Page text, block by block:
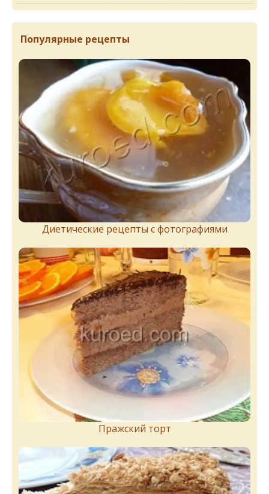
Популярные рецепты
Диетические рецепты с фотографиями
Пражский торт